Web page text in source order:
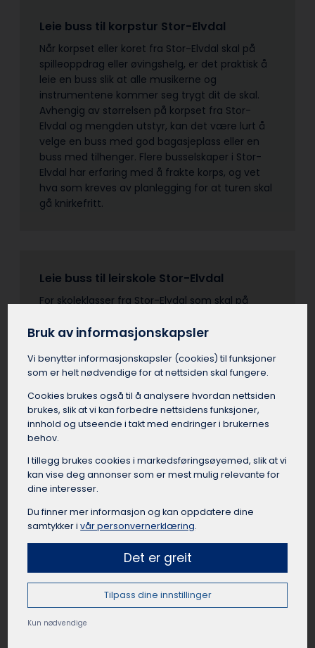
Leie buss til korpstur Stor-Elvdal
Når korpset eller koret fra Stor-Elvdal skal på
spilleoppdrag eller øvingshelg, er det praktisk å
leie en buss slik at alle musikerne og
instrumentene kommer seg trygt dit de skal.
Avhengig av størrelsen på korpset fra Stor-
Elvdal og mengden utstyr, kan det være lurt å
velge en buss med god bagasjeplass eller en
buss med tilhenger. Flere busselskaper i Stor-
Elvdal har erfaring med å frakte korps, og vet
hva som kreves av planlegging for at turen skal
gå knirkefritt.
Leie buss til leirskole Stor-Elvdal
For skoleklasser fra Stor-Elvdal som skal på
transportalternativ. Elevene får en fin
Elvdal som gruppe til leirskolestedet.
Busselskapet i Stor-Elvdal kan bistå med å finne
en egnet buss med god plass til bagasje, og en
dyktig sjåfør som har kjørt mange leirskoleturer
før. Med en leiebuss er reisen til leirskolen fra
Stor-Elvdal en komfortabel og sosial start på
oppholdet.
Leie buss til lag og foreninger Stor-
Elvdal
Idrettslag, foreninger, klubber og organisasjoner
i Stor-Elvdal har mange anledninger til å leie
buss. Det kan være lettere å leie buss i Stor-
events, turer eller andre aktiviteter. Å reise
Bruk av informasjonskapsler
Vi benytter informasjons­kapsler (cookies) til funksjoner
som er helt nødvendige for at nettsiden skal fungere.
Cookies brukes også til å analysere hvordan nettsiden
brukes, slik at vi kan forbedre nettsidens funksjoner,
innhold og utseende i takt med endringer i brukernes
behov.
I tillegg brukes cookies i markedsførings­øyemed, slik at vi
kan vise deg annonser som er mest mulig relevante for
dine interesser.
Du finner mer informasjon og kan oppdatere dine
samtykker ivår personvernerklæring.
Det er greit
Tilpass dine innstillinger
Kun nødvendige